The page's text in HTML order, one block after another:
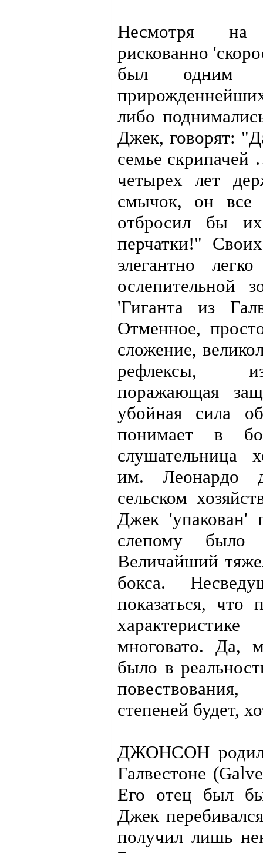
Несмотря на
рискованно
был одним
либо
Джек, говорят:
семье скрипачей
четырех лет
смычок, он все
отбросил бы
перчатки!"
элегантно
ослепительной
'Гиганта из
Отменное,
сложение,
рефлексы,
поражающая
убойная сила
понимает в
слушательница
им. Леонардо
сельском
Джек 'упакован'
слепому
Величайший
бокса.
показаться, что
многовато. Да,
было в
степеней будет,
ДЖОНСОН
Галвестоне
Его отец был
Джек
получил лишь